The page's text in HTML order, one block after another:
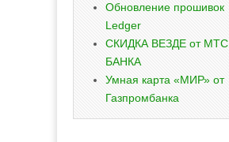
Обновление прошивок
Ledger
СКИДКА ВЕЗДЕ от МТС
БАНКА
Умная карта «МИР» от
Газпромбанка